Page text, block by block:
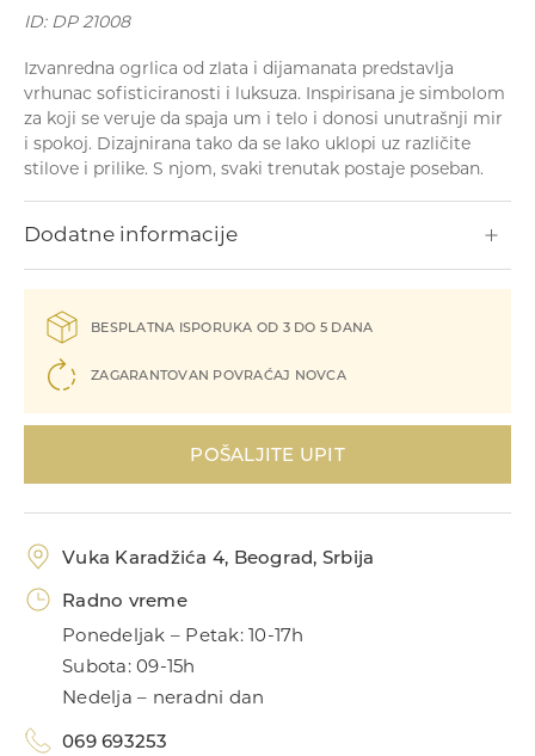
Ogrlice
Narukvice
Prstenje
BESPLATNA ISPORUKA OD 3 DO 5 DANA
ZAGARANTOVAN POVRAĆAJ NOVCA
Izvanredna ogrlica od zlata i dijamanata predstavlja
vrhunac sofisticiranosti i luksuza. Inspirisana je simbolom
za koji se veruje da spaja um i telo i donosi unutrašnji mir
i spokoj. Dizajnirana tako da se lako uklopi uz različite
stilove i prilike. S njom, svaki trenutak postaje poseban.
Dodatne informacije
ID: DP 21008
POŠALJITE UPIT
Vuka Karadžića 4, Beograd, Srbija
Radno vreme
Ponedeljak – Petak: 10-17h
Subota: 09-15h
Nedelja – neradni dan
069 693253